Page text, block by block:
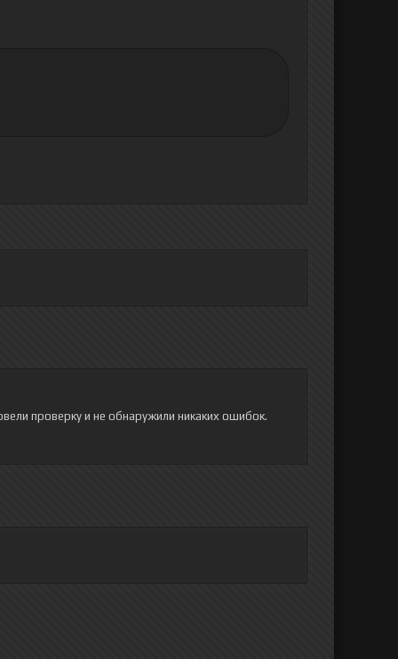
проверку и не обнаружили никаких ошибок.